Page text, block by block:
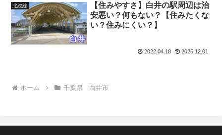
北総線
【住みやすさ】白井の駅周辺は治
安悪い？何もない？【住みたくな
い？住みにくい？】
2022.04.18 2025.12.01
ホーム 千葉県 白井市